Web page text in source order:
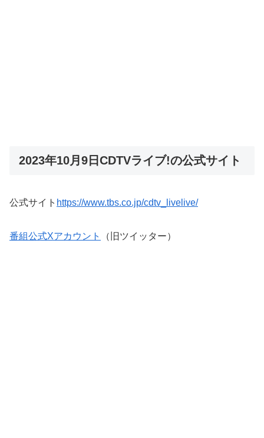
2023年10月9日CDTVライブ!の公式サイト
公式サイト https://www.tbs.co.jp/cdtv_livelive/
番組公式Xアカウント （旧ツイッター）